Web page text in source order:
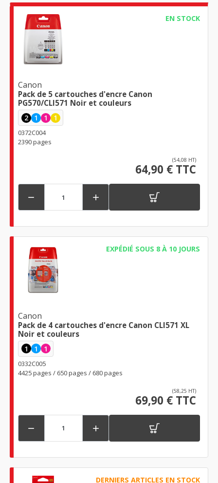
EN STOCK
Canon
Pack de 5 cartouches d'encre Canon
PG570/CLI571 Noir et couleurs
2 1 1 1
0372C004
2390 pages
(54,08 HT)
64,90 € TTC
 
EXPÉDIÉ SOUS 8 À 10 JOURS
Canon
Pack de 4 cartouches d'encre Canon CLI571 XL
Noir et couleurs
1 1 1
0332C005
4425 pages / 650 pages / 680 pages
(58,25 HT)
69,90 € TTC
 
DERNIERS ARTICLES EN STOCK